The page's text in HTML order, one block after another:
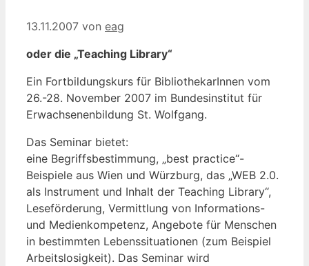
13.11.2007 von eag
oder die „Teaching Library“
Ein Fortbildungskurs für BibliothekarInnen vom
26.-28. November 2007 im Bundesinstitut für
Erwachsenenbildung St. Wolfgang.
Das Seminar bietet:
eine Begriffsbestimmung, „best practice“-
Beispiele aus Wien und Würzburg, das „WEB 2.0.
als Instrument und Inhalt der Teaching Library“,
Leseförderung, Vermittlung von Informations-
und Medienkompetenz, Angebote für Menschen
in bestimmten Lebenssituationen (zum Beispiel
Arbeitslosigkeit). Das Seminar wird